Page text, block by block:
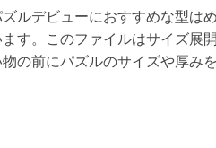
ルデビューにおすすめな型は
す。このファイルはサイズ展
の前にパズルのサイズや厚み